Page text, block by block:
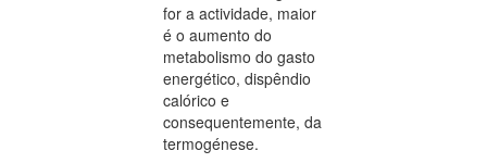
for a actividade, maior
é o aumento do
metabolismo do gasto
energético, dispêndio
calórico e
consequentemente, da
termogénese.